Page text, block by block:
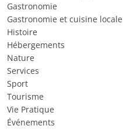
Gastronomie
Gastronomie et cuisine locale
Histoire
Hébergements
Nature
Services
Sport
Tourisme
Vie Pratique
Événements